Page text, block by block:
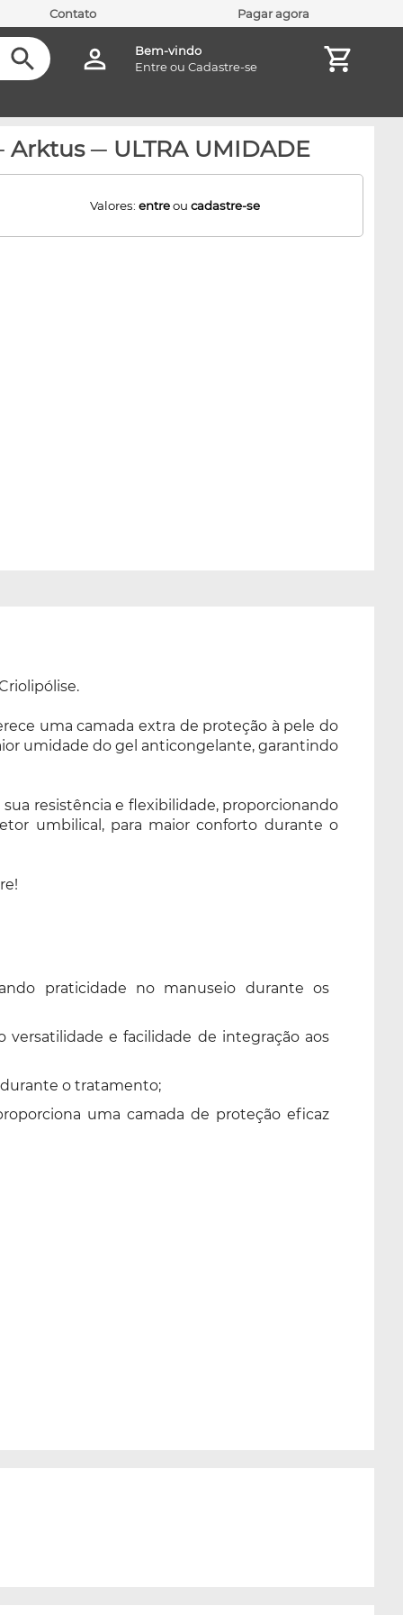
Contato Pagar agora
Bem-vindo
Entreou Cadastre-se
─ ULTRA UMIDADE
Valores:entreoucadastre-se
uma camada extra de proteção à pele do
umidade do gel anticongelante, garantindo
resistência e flexibilidade, proporcionando
umbilical, para maior conforto durante o
praticidade no manuseio durante os
e facilidade de integração aos
o tratamento;
uma camada de proteção eficaz